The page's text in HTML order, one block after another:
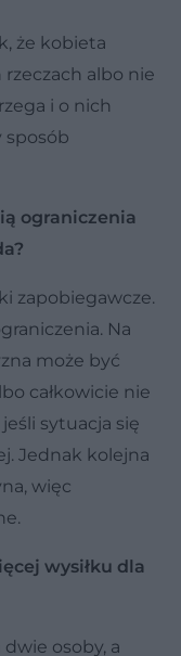
że kobieta
albo nie
i o nich
sposób
ograniczenia
zapobiegawcze.
Na
może być
całkowicie nie
sytuacja się
Jednak kolejna
więc
wysiłku dla
osoby, a